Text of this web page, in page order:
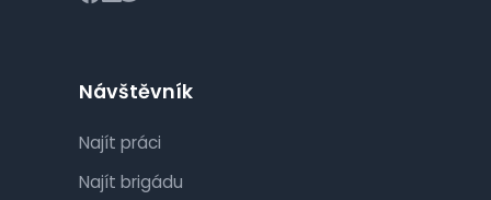
Návštěvník
Najít práci
Najít brigádu